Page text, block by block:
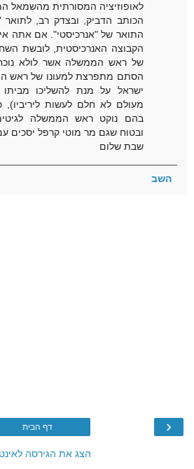
לאופוזיציה המסורתית מהשמאל
הכותב הדביק, ובצדק רב,
התואר של "אנרכיסטי". אם אתה
הקבוצה האנרכיסטית, לובשת
של ראש הממשלה אשר לולא
הסתם מתפרצת למעונו של ראש
ישראל על מנת להשליכו
מעולם לא חלם לעשות ליריביו),
בהם נוקט ראש הממשלה
ובטוח שגם מר מוטי קרפל יסכים
שבת שלום
השב
‹ דף הבית
הצג את הגירסה